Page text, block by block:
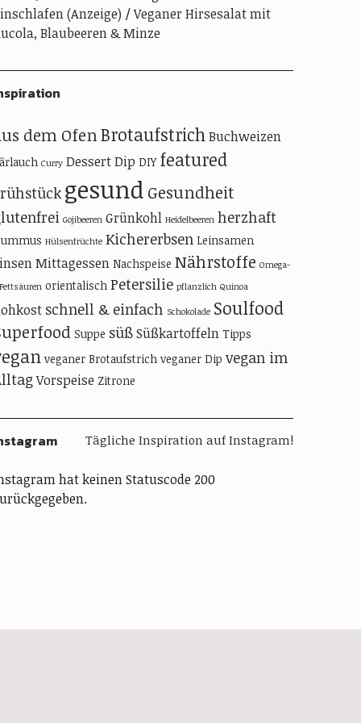
(Anzeige)
Veganer Hirsesalat mit
Blaubeeren & Minze
dem OfenBrotaufstrichBuchweizen
Curry DessertDip DIY featured
gesund Gesundheit
Gojibeeren Grünkohl Heidelbeeren herzhaft
Hülsenfrüchte Kichererbsen Leinsamen
Mittagessen Nachspeise Nährstoffe Omega-
orientalisch Petersilie pflanzlich Quinoa
schnell & einfach Schokolade Soulfood
Suppe süßSüßkartoffeln Tipps
veganer Brotaufstrich veganer Dip vegan im
Vorspeise Zitrone
hat keinen Statuscode 200
Tägliche Inspiration auf Instagram!